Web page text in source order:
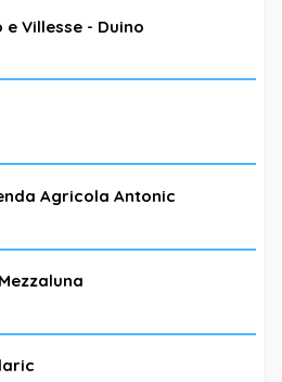
Villesse - Duino
Agricola Antonic